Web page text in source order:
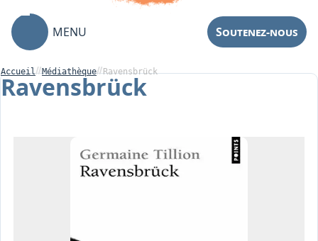
MENU Soutenez-nous
Interprétariat
Accueil Médiathèque Ravensbrück
Ravensbrück